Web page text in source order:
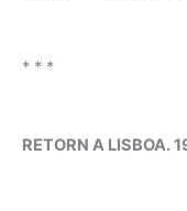
* * *
RETORN A LISBOA.